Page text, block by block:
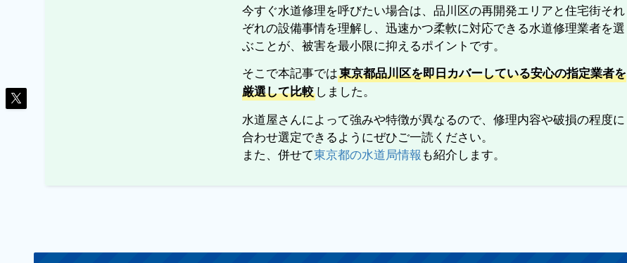
今すぐ水道修理を呼びたい場合は、品川区の再開発エリアと住宅街それ
ぞれの設備事情を理解し、迅速かつ柔軟に対応できる水道修理業者を選
ぶことが、被害を最小限に抑えるポイントです。
そこで本記事では東京都品川区を即日カバーしている安心の指定業者を
厳選して比較しました。
水道屋さんによって強みや特徴が異なるので、修理内容や破損の程度に
合わせ選定できるようにぜひご一読ください。
また、併せて東京都の水道局情報 も紹介します。